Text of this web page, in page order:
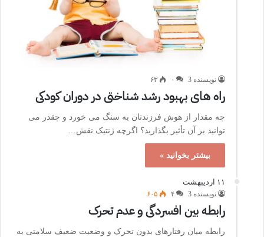
نویسنده 3 ۰ ۶۳
راه های بهبود رشد شناختی در دوران کودکی
چه مقدار از هوش فرزندتان به سنگ می خورد و چقدر می
توانید بر آن تأثیر بگذارید؟ اگرچه ژنتیک نقش…
بیشتر بخوانید »
۱۱ اردیبهشت
نویسنده 3 ۴ ۶۰۵
رابطه بین افسردگی و عدم تحرک
رابطه میان رفتارهای بدون تحرک و وضعیت ضعیف سلامتی به